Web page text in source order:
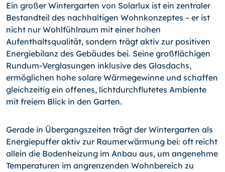
Ein großer Wintergarten von Solarlux ist ein zentraler
Bestandteil des nachhaltigen Wohnkonzeptes – er ist
nicht nur Wohlfühlraum mit einer hohen
Aufenthaltsqualität, sondern trägt aktiv zur positiven
Energiebilanz des Gebäudes bei. Seine großflächigen
Rundum-Verglasungen inklusive des Glasdachs,
ermöglichen hohe solare Wärmegewinne und schaffen
gleichzeitig ein offenes, lichtdurchflutetes Ambiente
mit freiem Blick in den Garten.
Gerade in Übergangszeiten trägt der Wintergarten als
Energiepuffer aktiv zur Raumerwärmung bei: oft reicht
allein die Bodenheizung im Anbau aus, um angenehme
Temperaturen im angrenzenden Wohnbereich zu